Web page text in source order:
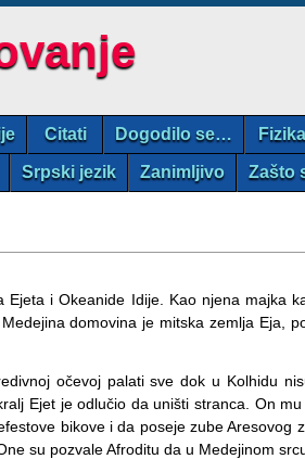
Citati Dogodilo se… Fizika
Srpski jezik Zanimljivo Zašto
Ejeta i Okeanide Idije. Kao njena majka
domovina je mitska zemlja Eja,
očevoj palati sve dok u Kolhidu
Ejet je odlučio da uništi stranca. On
bikove i da poseje zube Aresovog
su pozvale Afroditu da u Medejinom